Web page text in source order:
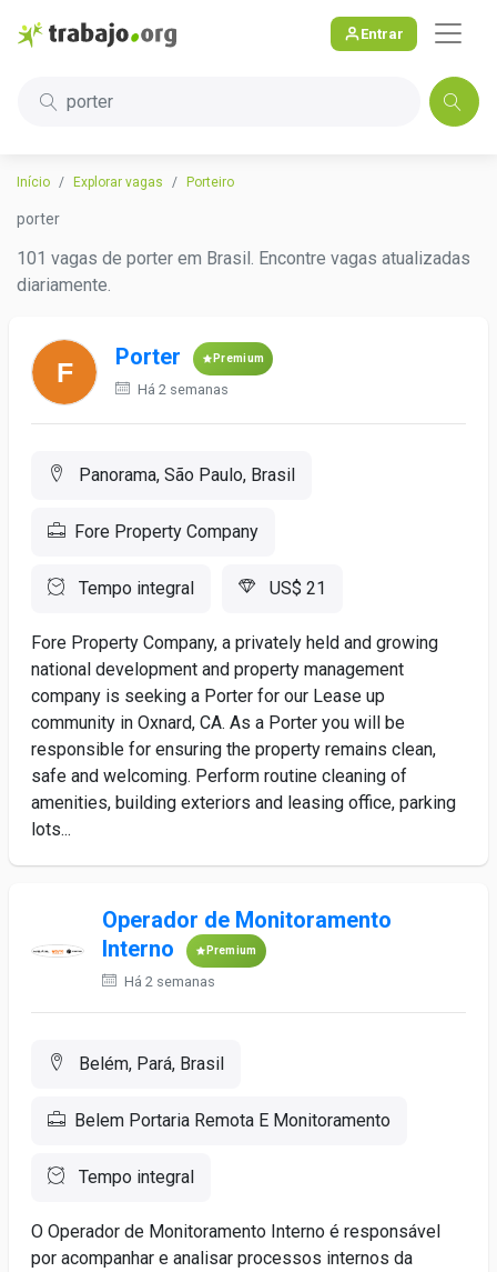
Entrar
porter
Início Explorar vagas Porteiro
porter
101 vagas de porter em Brasil. Encontre vagas atualizadas
diariamente.
Porter Premium
Há 2 semanas
Panorama, São Paulo, Brasil
Fore Property Company
Tempo integral US$ 21
Fore Property Company, a privately held and growing
national development and property management
company is seeking a Porter for our Lease up
community in Oxnard, CA. As a Porter you will be
responsible for ensuring the property remains clean,
safe and welcoming. Perform routine cleaning of
amenities, building exteriors and leasing office, parking
lots...
Operador de Monitoramento
Interno
Premium
Há 2 semanas
Belém, Pará, Brasil
Belem Portaria Remota E Monitoramento
Tempo integral
O Operador de Monitoramento Interno é responsável
por acompanhar e analisar processos internos da